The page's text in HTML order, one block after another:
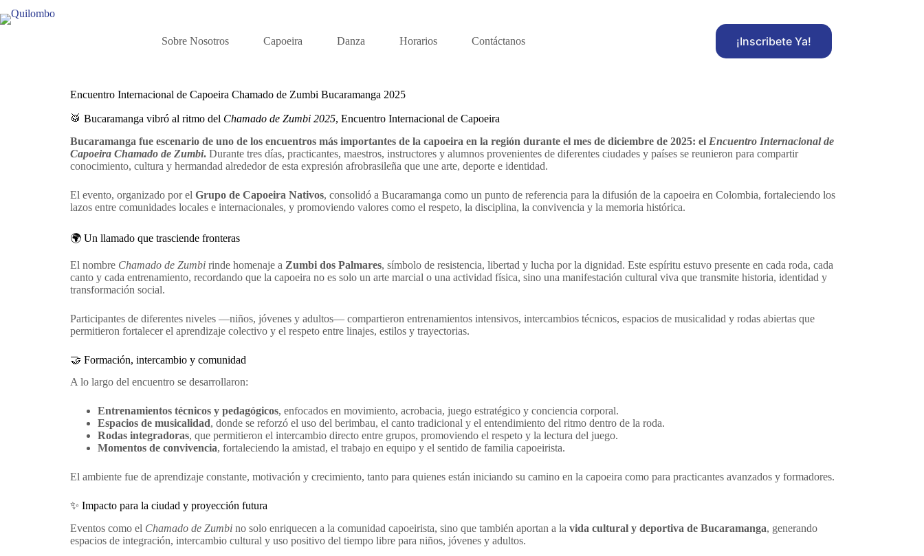
Sobre Nosotros Capoeira Danza Horarios Contáctanos ¡Inscribete Ya!
Encuentro Internacional de Capoeira Chamado de Zumbi Bucaramanga 2025
🥁 Bucaramanga vibró al ritmo del Chamado de Zumbi 2025, Encuentro Internacional de Capoeira
Bucaramanga fue escenario de uno de los encuentros más importantes de la capoeira en la región durante el mes de diciembre de 2025: el Encuentro Internacional de
Capoeira Chamado de Zumbi. Durante tres días, practicantes, maestros, instructores y alumnos provenientes de diferentes ciudades y países se reunieron para compartir
conocimiento, cultura y hermandad alrededor de esta expresión afrobrasileña que une arte, deporte e identidad.
El evento, organizado por el Grupo de Capoeira Nativos, consolidó a Bucaramanga como un punto de referencia para la difusión de la capoeira en Colombia, fortaleciendo los
lazos entre comunidades locales e internacionales, y promoviendo valores como el respeto, la disciplina, la convivencia y la memoria histórica.
🌍 Un llamado que trasciende fronteras
El nombre Chamado de Zumbi rinde homenaje a Zumbi dos Palmares, símbolo de resistencia, libertad y lucha por la dignidad. Este espíritu estuvo presente en cada roda, cada
canto y cada entrenamiento, recordando que la capoeira no es solo un arte marcial o una actividad física, sino una manifestación cultural viva que transmite historia, identidad y
transformación social.
Participantes de diferentes niveles —niños, jóvenes y adultos— compartieron entrenamientos intensivos, intercambios técnicos, espacios de musicalidad y rodas abiertas que
permitieron fortalecer el aprendizaje colectivo y el respeto entre linajes, estilos y trayectorias.
🤝 Formación, intercambio y comunidad
A lo largo del encuentro se desarrollaron:
Entrenamientos técnicos y pedagógicos, enfocados en movimiento, acrobacia, juego estratégico y conciencia corporal.
Espacios de musicalidad, donde se reforzó el uso del berimbau, el canto tradicional y el entendimiento del ritmo dentro de la roda.
Rodas integradoras, que permitieron el intercambio directo entre grupos, promoviendo el respeto y la lectura del juego.
Momentos de convivencia, fortaleciendo la amistad, el trabajo en equipo y el sentido de familia capoeirista.
El ambiente fue de aprendizaje constante, motivación y crecimiento, tanto para quienes están iniciando su camino en la capoeira como para practicantes avanzados y formadores.
✨ Impacto para la ciudad y proyección futura
Eventos como el Chamado de Zumbi no solo enriquecen a la comunidad capoeirista, sino que también aportan a la vida cultural y deportiva de Bucaramanga, generando
espacios de integración, intercambio cultural y uso positivo del tiempo libre para niños, jóvenes y adultos.